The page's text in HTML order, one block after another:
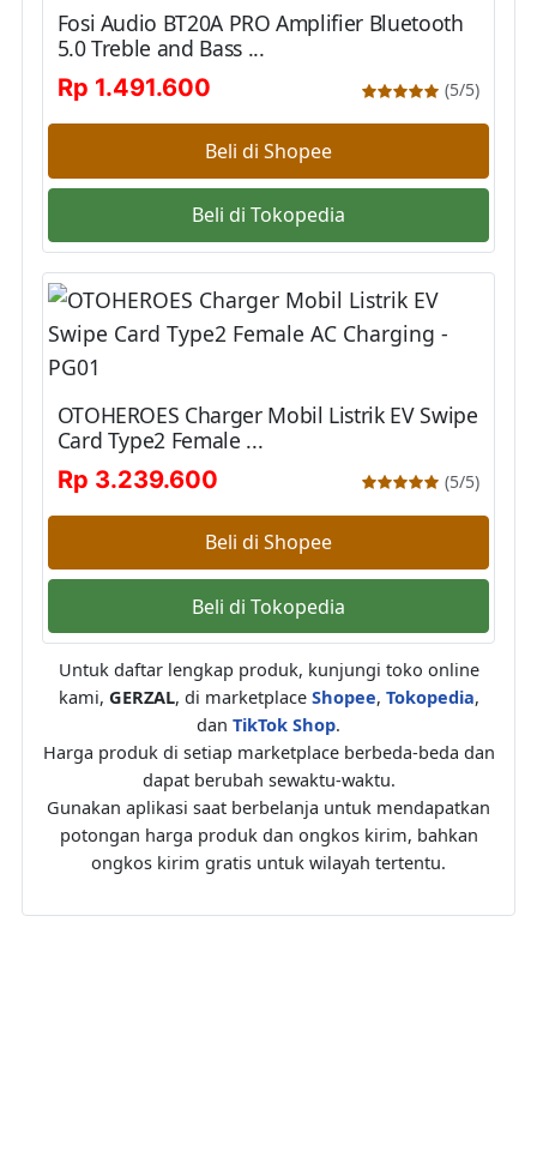
Fosi Audio BT20A PRO Amplifier Bluetooth
5.0 Treble and Bass ...
Rp 1.491.600
(5/5)
Beli di Shopee
Beli di Tokopedia
OTOHEROES Charger Mobil Listrik EV Swipe
Card Type2 Female ...
Rp 3.239.600
(5/5)
Beli di Shopee
Beli di Tokopedia
Untuk daftar lengkap produk, kunjungi toko online
kami, GERZAL, di marketplace Shopee, Tokopedia,
dan TikTok Shop.
Harga produk di setiap marketplace berbeda-beda dan
dapat berubah sewaktu-waktu.
Gunakan aplikasi saat berbelanja untuk mendapatkan
potongan harga produk dan ongkos kirim, bahkan
ongkos kirim gratis untuk wilayah tertentu.